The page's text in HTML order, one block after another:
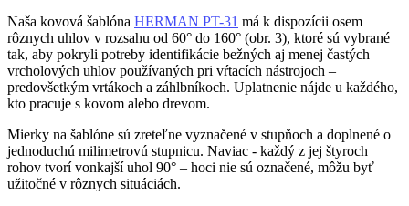
Naša kovová šablóna HERMAN PT-31 má k dispozícii osem
rôznych uhlov v rozsahu od 60° do 160° (obr. 3), ktoré sú vybrané
tak, aby pokryli potreby identifikácie bežných aj menej častých
vrcholových uhlov používaných pri vŕtacích nástrojoch –
predovšetkým vrtákoch a záhlbníkoch. Uplatnenie nájde u každého,
kto pracuje s kovom alebo drevom.
Mierky na šablóne sú zreteľne vyznačené v stupňoch a doplnené o
jednoduchú milimetrovú stupnicu. Naviac - každý z jej štyroch
rohov tvorí vonkajší uhol 90° – hoci nie sú označené, môžu byť
užitočné v rôznych situáciách.